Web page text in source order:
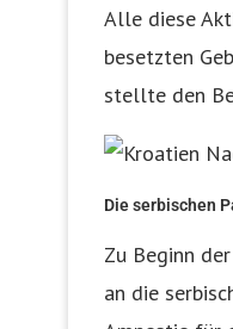
Alle diese
besetzten
stellte den
Die serbischen
Zu Beginn
an die